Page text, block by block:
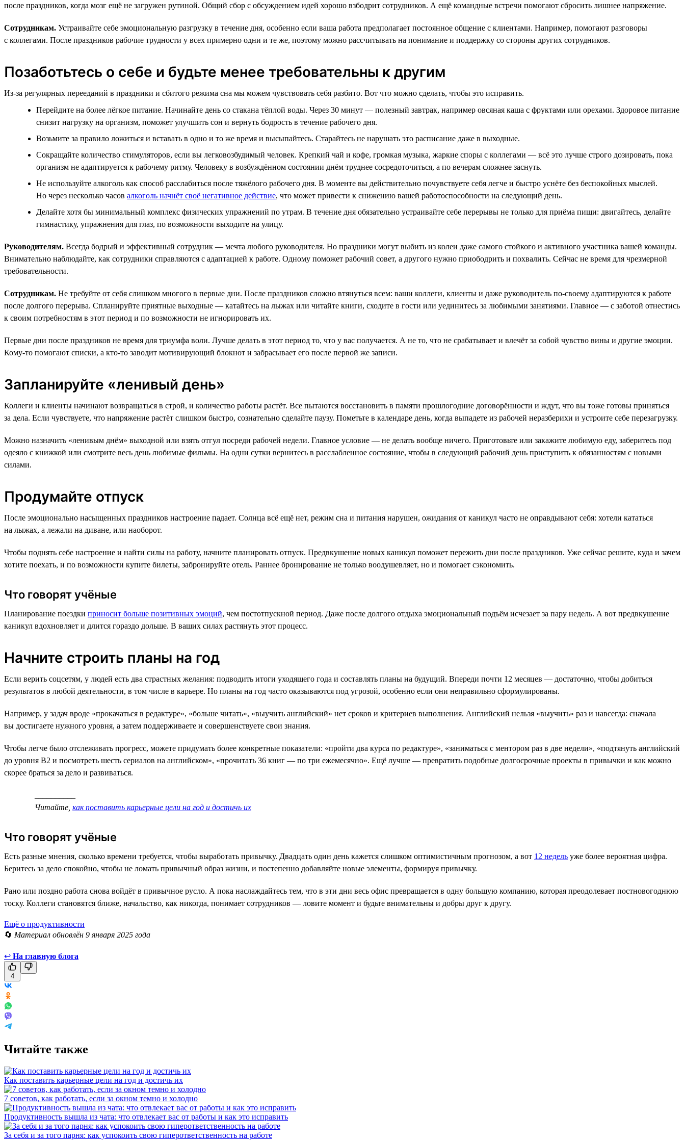
после праздников, когда мозг ещё не загружен рутиной. Общий сбор с обсуждением идей хорошо взбодрит сотрудников. А ещё командные встречи помогают сбросить лишнее напряжение.
Сотрудникам. Устраивайте себе эмоциональную разгрузку в течение дня, особенно если ваша работа предполагает постоянное общение с клиентами. Например, помогают разговоры
с коллегами. После праздников рабочие трудности у всех примерно одни и те же, поэтому можно рассчитывать на понимание и поддержку со стороны других сотрудников.
Позаботьтесь о себе и будьте менее требовательны к другим
Из-за регулярных перееданий в праздники и сбитого режима сна мы можем чувствовать себя разбито. Вот что можно сделать, чтобы это исправить.
Перейдите на более лёгкое питание. Начинайте день со стакана тёплой воды. Через 30 минут — полезный завтрак, например овсяная каша с фруктами или орехами. Здоровое питание
снизит нагрузку на организм, поможет улучшить сон и вернуть бодрость в течение рабочего дня.
Возьмите за правило ложиться и вставать в одно и то же время и высыпайтесь. Старайтесь не нарушать это расписание даже в выходные.
Сокращайте количество стимуляторов, если вы легковозбудимый человек. Крепкий чай и кофе, громкая музыка, жаркие споры с коллегами — всё это лучше строго дозировать, пока
организм не адаптируется к рабочему ритму. Человеку в возбуждённом состоянии днём труднее сосредоточиться, а по вечерам сложнее заснуть.
Не используйте алкоголь как способ расслабиться после тяжёлого рабочего дня. В моменте вы действительно почувствуете себя легче и быстро уснёте без беспокойных мыслей.
Но через несколько часов алкоголь начнёт своё негативное действие, что может привести к снижению вашей работоспособности на следующий день.
Делайте хотя бы минимальный комплекс физических упражнений по утрам. В течение дня обязательно устраивайте себе перерывы не только для приёма пищи: двигайтесь, делайте
гимнастику, упражнения для глаз, по возможности выходите на улицу.
Руководителям. Всегда бодрый и эффективный сотрудник — мечта любого руководителя. Но праздники могут выбить из колеи даже самого стойкого и активного участника вашей команды.
Внимательно наблюдайте, как сотрудники справляются с адаптацией к работе. Одному поможет рабочий совет, а другого нужно приободрить и похвалить. Сейчас не время для чрезмерной
требовательности.
Сотрудникам. Не требуйте от себя слишком многого в первые дни. После праздников сложно втянуться всем: ваши коллеги, клиенты и даже руководитель по-своему адаптируются к работе
после долгого перерыва. Спланируйте приятные выходные — катайтесь на лыжах или читайте книги, сходите в гости или уединитесь за любимыми занятиями. Главное — с заботой отнестись
к своим потребностям в этот период и по возможности не игнорировать их.
Первые дни после праздников не время для триумфа воли. Лучше делать в этот период то, что у вас получается. А не то, что не срабатывает и влечёт за собой чувство вины и другие эмоции.
Кому-то помогают списки, а кто-то заводит мотивирующий блокнот и забрасывает его после первой же записи.
Запланируйте «ленивый день»
Коллеги и клиенты начинают возвращаться в строй, и количество работы растёт. Все пытаются восстановить в памяти прошлогодние договорённости и ждут, что вы тоже готовы приняться
за дела. Если чувствуете, что напряжение растёт слишком быстро, сознательно сделайте паузу. Пометьте в календаре день, когда выпадете из рабочей неразберихи и устроите себе перезагрузку.
Можно назначить «ленивым днём» выходной или взять отгул посреди рабочей недели. Главное условие — не делать вообще ничего. Приготовьте или закажите любимую еду, заберитесь под
одеяло с книжкой или смотрите весь день любимые фильмы. На одни сутки вернитесь в расслабленное состояние, чтобы в следующий рабочий день приступить к обязанностям с новыми
силами.
Продумайте отпуск
После эмоционально насыщенных праздников настроение падает. Солнца всё ещё нет, режим сна и питания нарушен, ожидания от каникул часто не оправдывают себя: хотели кататься
на лыжах, а лежали на диване, или наоборот.
Чтобы поднять себе настроение и найти силы на работу, начните планировать отпуск. Предвкушение новых каникул поможет пережить дни после праздников. Уже сейчас решите, куда и зачем
хотите поехать, и по возможности купите билеты, забронируйте отель. Раннее бронирование не только воодушевляет, но и помогает сэкономить.
Что говорят учёные
Планирование поездки приносит больше позитивных эмоций, чем постотпускной период. Даже после долгого отдыха эмоциональный подъём исчезает за пару недель. А вот предвкушение
каникул вдохновляет и длится гораздо дольше. В ваших силах растянуть этот процесс.
Начните строить планы на год
Если верить соцсетям, у людей есть два страстных желания: подводить итоги уходящего года и составлять планы на будущий. Впереди почти 12 месяцев — достаточно, чтобы добиться
результатов в любой деятельности, в том числе в карьере. Но планы на год часто оказываются под угрозой, особенно если они неправильно сформулированы.
Например, у задач вроде «прокачаться в редактуре», «больше читать», «выучить английский» нет сроков и критериев выполнения. Английский нельзя «выучить» раз и навсегда: сначала
вы достигаете нужного уровня, а затем поддерживаете и совершенствуете свои знания.
Чтобы легче было отслеживать прогресс, можете придумать более конкретные показатели: «пройти два курса по редактуре», «заниматься с ментором раз в две недели», «подтянуть английский
до уровня B2 и посмотреть шесть сериалов на английском», «прочитать 36 книг — по три ежемесячно». Ещё лучше — превратить подобные долгосрочные проекты в привычки и как можно
скорее браться за дело и развиваться.
Читайте, как поставить карьерные цели на год и достичь их
Что говорят учёные
Есть разные мнения, сколько времени требуется, чтобы выработать привычку. Двадцать один день кажется слишком оптимистичным прогнозом, а вот 12 недель уже более вероятная цифра.
Беритесь за дело спокойно, чтобы не ломать привычный образ жизни, и постепенно добавляйте новые элементы, формируя привычку.
Рано или поздно работа снова войдёт в привычное русло. А пока наслаждайтесь тем, что в эти дни весь офис превращается в одну большую компанию, которая преодолевает постновогоднюю
тоску. Коллеги становятся ближе, начальство, как никогда, понимает сотрудников — ловите момент и будьте внимательны и добры друг к другу.
Ещё о продуктивности
🔄 Материал обновлён 9 января 2025 года
↩ На главную блога
4
Читайте также
Как поставить карьерные цели на год и достичь их
7 советов, как работать, если за окном темно и холодно
Продуктивность вышла из чата: что отвлекает вас от работы и как это исправить
За себя и за того парня: как успокоить свою гиперответственность на работе